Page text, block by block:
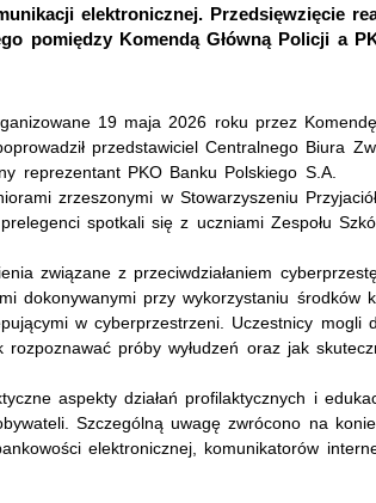
elektronicznej. Przedsięwzięcie
pomiędzy Komendą Główną Policji a
19 maja 2026 roku przez
przedstawiciel Centralnego Biura
reprezentant PKO Banku Polskiego S.A.
zrzeszonymi w Stowarzyszeniu
spotkali się z uczniami Zespołu
związane z przeciwdziałaniem
dokonywanymi przy wykorzystaniu środków
w cyberprzestrzeni. Uczestnicy mogli
rozpoznawać próby wyłudzeń oraz jak
aspekty działań profilaktycznych i
Szczególną uwagę zwrócono na
elektronicznej, komunikatorów